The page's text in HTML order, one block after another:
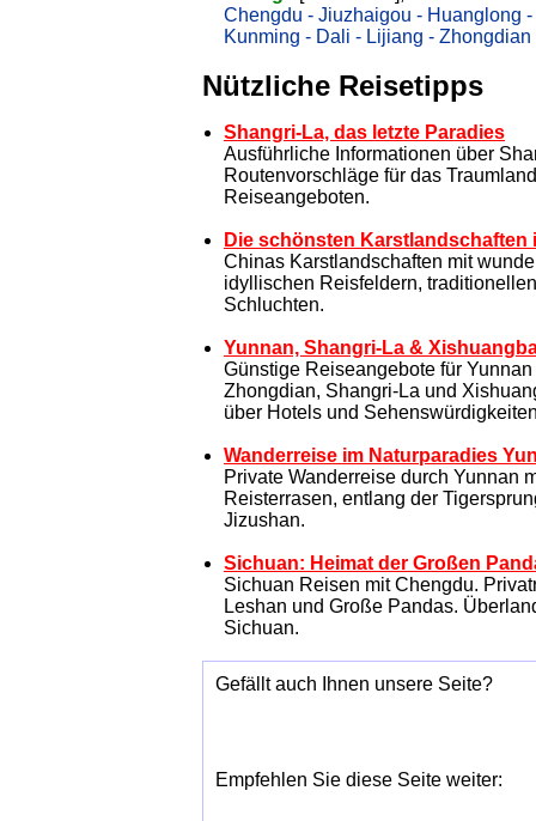
Chengdu - Jiuzhaigou - Huanglong
Kunming - Dali - Lijiang - Zhongdian
Nützliche Reisetipps
Shangri-La, das letzte Paradies
Ausführliche Informationen über
Routenvorschläge für das
Reiseangeboten.
Die schönsten Karstlandschaften
Chinas Karstlandschaften mit
idyllischen Reisfeldern,
Schluchten.
Yunnan, Shangri-La &
Günstige Reiseangebote für
Zhongdian, Shangri-La und
über Hotels und
Wanderreise im Naturparadies
Private Wanderreise durch Yunnan
Reisterrasen, entlang der
Jizushan.
Sichuan: Heimat der Großen
Sichuan Reisen mit Chengdu.
Leshan und Große Pandas.
Sichuan.
Gefällt auch Ihnen unsere Seite?
Empfehlen Sie diese Seite weiter: